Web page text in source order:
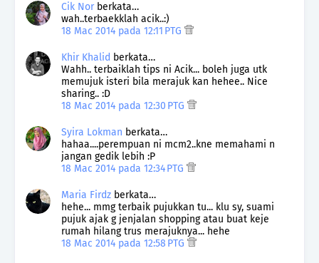
Cik Norberkata…
wah..terbaekklah acik..:)
18 Mac 2014 pada 12:11 PTG
Khir Khalid berkata…
Wahh.. terbaiklah tips ni Acik... boleh juga utk
memujuk isteri bila merajuk kan hehee.. Nice
sharing.. :D
18 Mac 2014 pada 12:30 PTG
Syira Lokman berkata…
hahaa....perempuan ni mcm2..kne memahami n
jangan gedik lebih :P
18 Mac 2014 pada 12:34 PTG
Maria Firdz berkata…
hehe... mmg terbaik pujukkan tu... klu sy, suami
pujuk ajak g jenjalan shopping atau buat keje
rumah hilang trus merajuknya... hehe
18 Mac 2014 pada 12:58 PTG